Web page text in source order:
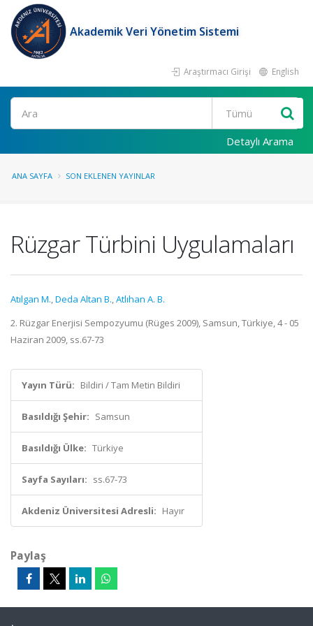
Akademik Veri Yönetim Sistemi
Araştırmacı Girişi English
Ara
Detaylı Arama
ANA SAYFA SON EKLENEN YAYINLAR
Rüzgar Türbini Uygulamaları
Atılgan M.,Deda Altan B.,Atlıhan A. B.
2. Rüzgar Enerjisi Sempozyumu (Rüges 2009), Samsun, Türkiye, 4 - 05
Haziran 2009, ss.67-73
Yayın Türü: Bildiri / Tam Metin Bildiri
Basıldığı Şehir: Samsun
Basıldığı Ülke: Türkiye
Sayfa Sayıları: ss.67-73
Akdeniz Üniversitesi Adresli: Hayır
Paylaş